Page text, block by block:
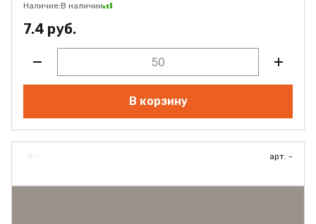
Наличие:В наличии
7.4 руб.
В корзину
арт. -